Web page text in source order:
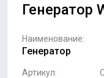
Генератор
Наименование:
Генератор
Артикул: